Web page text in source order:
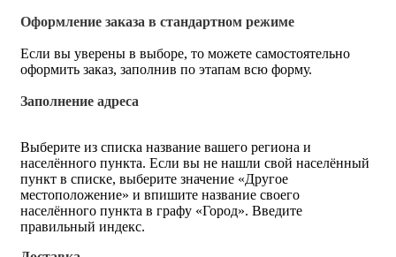
Оформление заказа в стандартном режиме
Если вы уверены в выборе, то можете самостоятельно
оформить заказ, заполнив по этапам всю форму.
Заполнение адреса
Выберите из списка название вашего региона и
населённого пункта. Если вы не нашли свой населённый
пункт в списке, выберите значение «Другое
местоположение» и впишите название своего
населённого пункта в графу «Город». Введите
правильный индекс.